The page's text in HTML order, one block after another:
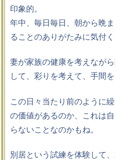
印象的。
年中、毎日毎日、朝から晩
ることのありがたみに気付く
妻が家族の健康を考えなが
して、彩りを考えて、手間を
この日々当たり前のように
の価値があるのか、これは
らないことなのかもね。
別居という試練を体験して